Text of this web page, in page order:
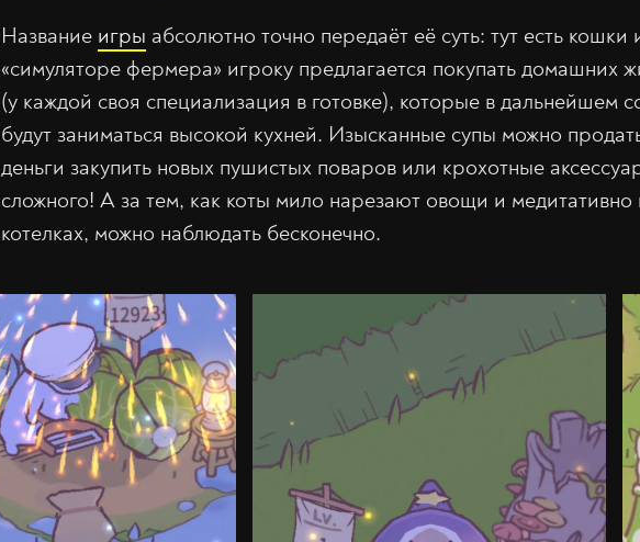
Название игры абсолютно точно передаёт её суть: тут есть
«симуляторе фермера» игроку предлагается покупать домашних
(у каждой своя специализация в готовке), которые в дальнейшем
будут заниматься высокой кухней. Изысканные супы можно
деньги закупить новых пушистых поваров или крохотные
сложного! А за тем, как коты мило нарезают овощи и
котелках, можно наблюдать бесконечно.